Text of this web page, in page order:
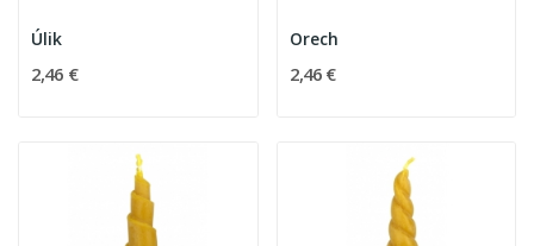
Úlik
2,46 €
Orech
2,46 €